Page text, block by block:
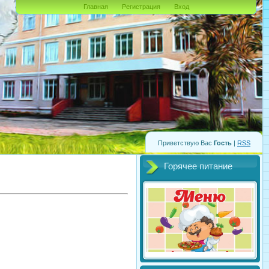
Приветствую Вас Гость | RSS
Главная Регистрация Вход
Горячее питание